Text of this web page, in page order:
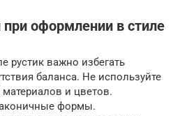
оформлении в стиле
рустик важно избегать
баланса. Не используйте
и цветов.
формы.